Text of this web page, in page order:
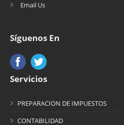
Email Us
Síguenos En
Servicios
PREPARACION DE IMPUESTOS
CONTABILIDAD